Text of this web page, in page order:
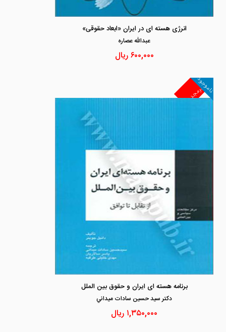
انرژی هسته ای در ایران «ابعاد حقوقی»
عبدالله عصاره
۶۰۰,۰۰۰ریال
غیرمجد
ناموجود
برنامه هسته ای ایران و حقوق بین الملل
دكتر سيد حسين سادات ميداني
۱,۳۵۰,۰۰۰ ریال